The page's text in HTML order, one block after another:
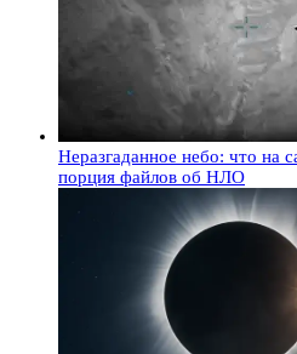
Неразгаданное небо: что на
порция файлов об НЛО